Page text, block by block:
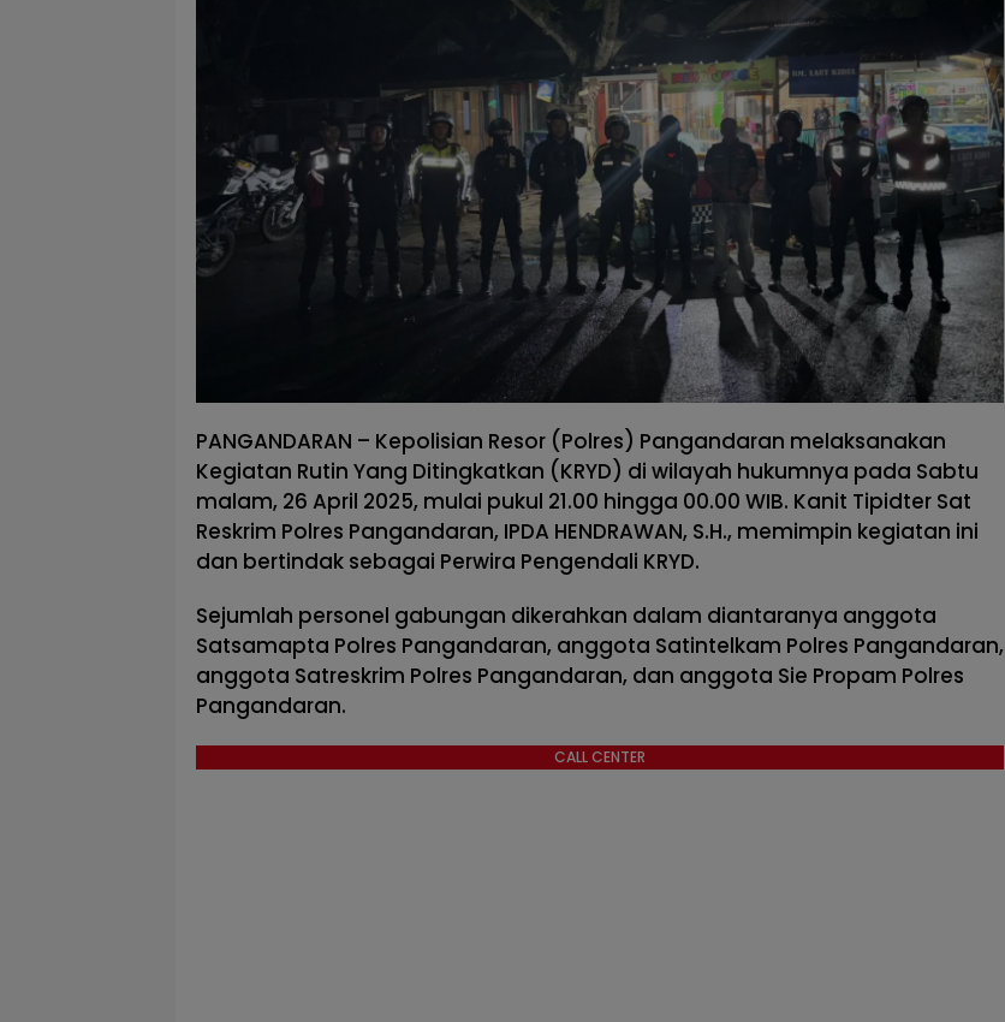
PANGANDARAN – Kepolisian Resor (Polres) Pangandaran melaksanakan
Kegiatan Rutin Yang Ditingkatkan (KRYD) di wilayah hukumnya pada Sabtu
malam, 26 April 2025, mulai pukul 21.00 hingga 00.00 WIB. Kanit Tipidter Sat
Reskrim Polres Pangandaran, IPDA HENDRAWAN, S.H., memimpin kegiatan ini
dan bertindak sebagai Perwira Pengendali KRYD.
Sejumlah personel gabungan dikerahkan dalam diantaranya anggota
Satsamapta Polres Pangandaran, anggota Satintelkam Polres Pangandaran,
anggota Satreskrim Polres Pangandaran, dan anggota Sie Propam Polres
Pangandaran.
CALL CENTER